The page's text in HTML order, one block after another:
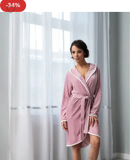
-34%